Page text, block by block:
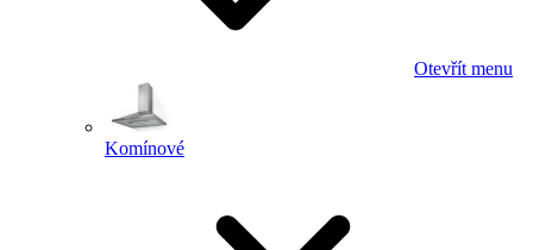
Otevřít menu
Komínové